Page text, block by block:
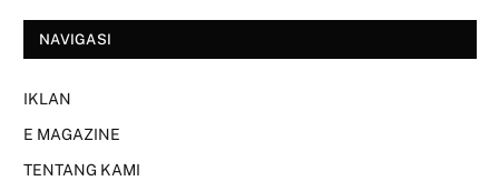
NAVIGASI
IKLAN
E MAGAZINE
TENTANG KAMI